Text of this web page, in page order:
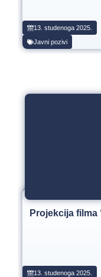
13. studenoga 2025.
Javni pozivi
Projekcija filma
13. studenoga 2025.